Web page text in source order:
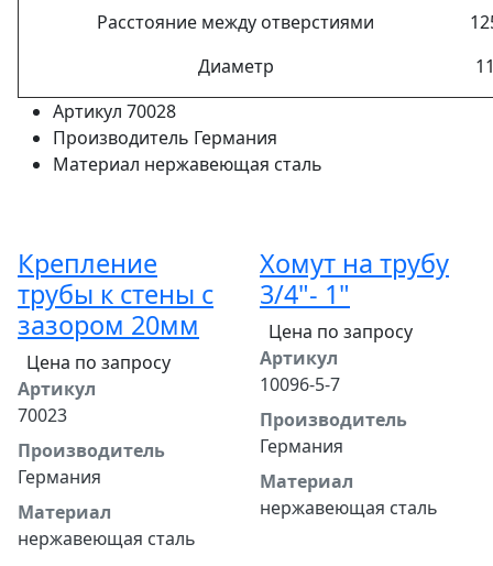
Расстояние между отверстиями
Диаметр
Артикул 70028
Производитель Германия
Материал нержавеющая сталь
Крепление
трубы к стены с
зазором 20мм
Цена по запросу
Артикул
70023
Производитель
Германия
Материал
нержавеющая сталь
Хомут на трубу
3/4"- 1"
Цена по запросу
Артикул
10096-5-7
Производитель
Германия
Материал
нержавеющая сталь